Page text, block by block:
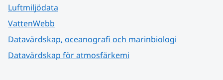
Luftmiljödata
VattenWebb
Datavärdskap, oceanografi och marinbiologi
Datavärdskap för atmosfärkemi